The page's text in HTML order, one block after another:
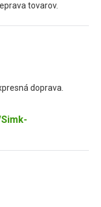
tovarov.
doprava.